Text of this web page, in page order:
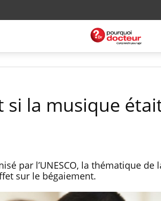
si la musique
par l’UNESCO, la thématique
sur le bégaiement.